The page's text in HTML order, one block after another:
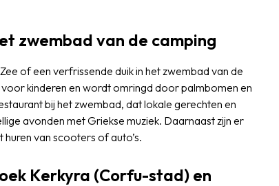
zwembad van de camping
of een verfrissende duik in het zwembad van de
kinderen en wordt omringd door palmbomen en
bij het zwembad, dat lokale gerechten en
avonden met Griekse muziek. Daarnaast zijn er
van scooters of auto’s.
Kerkyra (Corfu-stad) en